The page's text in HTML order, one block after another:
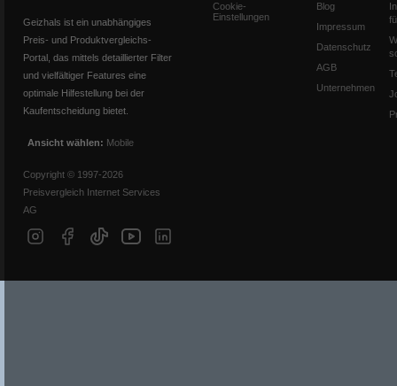
Geizhals ist ein unabhängiges
Preis- und Produktvergleichs-
Portal, das mittels detaillierter Filter
und vielfältiger Features eine
optimale Hilfestellung bei der
Kaufentscheidung bietet.
Ansicht wählen: Mobile
Copyright © 1997-2026
Preisvergleich Internet Services
AG
Cookie-
Einstellungen
Blog
Impressum
Datenschutz
AGB
Unternehmen